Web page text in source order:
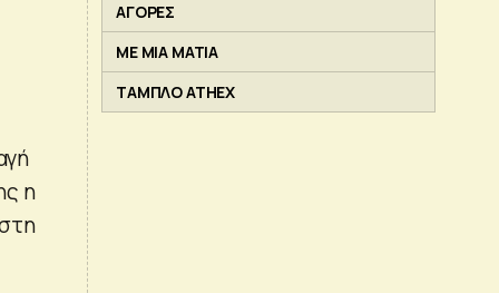
η
ΑΓΟΡΕΣ
ΜΕ ΜΙΑ ΜΑΤΙΑ
ΤΑΜΠΛΟ ATHEX